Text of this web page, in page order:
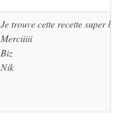
Je trouve cette recette super
Merciiiii
Biz
Nik